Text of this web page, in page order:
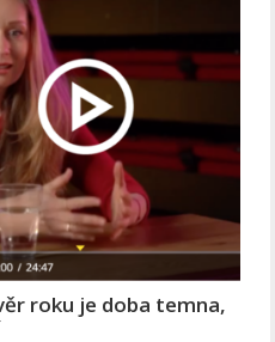
roku je doba temna,